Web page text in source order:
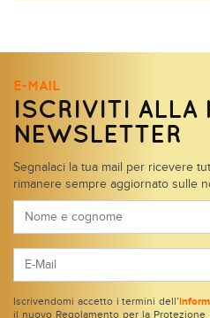
E-MAIL
ISCRIVITI ALLA
NEWSLETTER
Segnalaci la tua mail per ricevere
rimanere sempre aggiornato sulle
Iscrivendomi accetto i termini dell’
il nuovo Regolamento per la Protezione